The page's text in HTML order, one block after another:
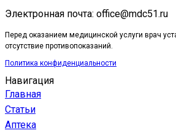
Электронная почта: office@mdc51.ru
Перед оказанием медицинской услуги врач
отсутствие противопоказаний.
Политика конфиденциальности
Навигация
Главная
Статьи
Аптека